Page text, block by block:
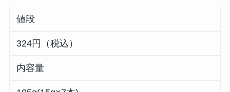
値段
324円（税込）
内容量